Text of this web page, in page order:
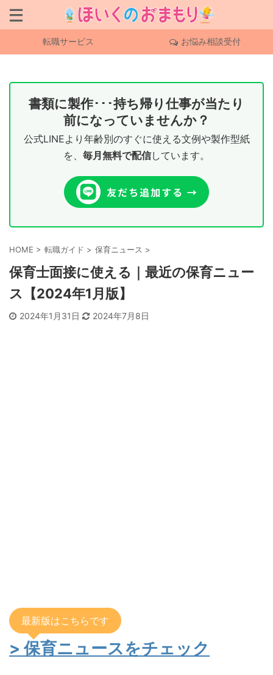
転職サービス お悩み相談受付
書類に製作･･･持ち帰り仕事が当たり
前になっていませんか？
公式LINEより年齢別のすぐに使える文例や製作型紙
を、 毎月無料で配信しています。
HOME > 転職ガイド > 保育ニュース >
保育士面接に使える｜最近の保育ニュー
ス【2024年1月版】
2024年1月31日 2024年7月8日
最新版はこちらです
> 保育ニュースをチェック